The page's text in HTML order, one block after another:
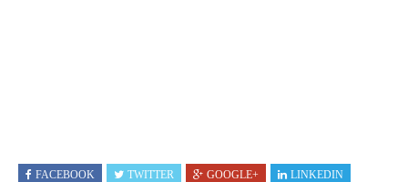
FACEBOOK TWITTER GOOGLE+
LINKEDIN